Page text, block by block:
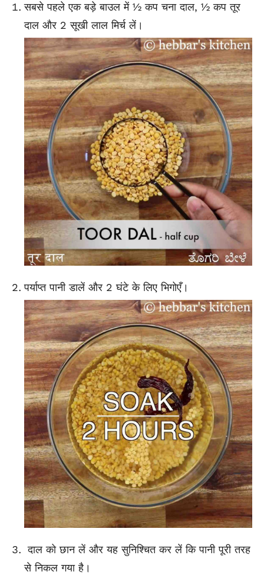
सबसे पहले एक बड़े बाउल में ½ कप चना दाल, ½ कप तूर
दाल और 2 सूखी लाल मिर्च लें।
पर्याप्त पानी डालें और 2 घंटे के लिए भिगोएँ।
दाल को छान लें और यह सुनिश्चित कर लें कि पानी पूरी तरह
से निकल गया है।